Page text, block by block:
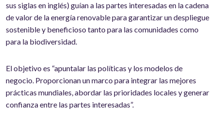
sus siglas en inglés) guían a las partes interesadas en la cadena
de valor de la energía renovable para garantizar un despliegue
sostenible y beneficioso tanto para las comunidades como
para la biodiversidad.
El objetivo es “apuntalar las políticas y los modelos de
negocio. Proporcionan un marco para integrar las mejores
prácticas mundiales, abordar las prioridades locales y generar
confianza entre las partes interesadas”.